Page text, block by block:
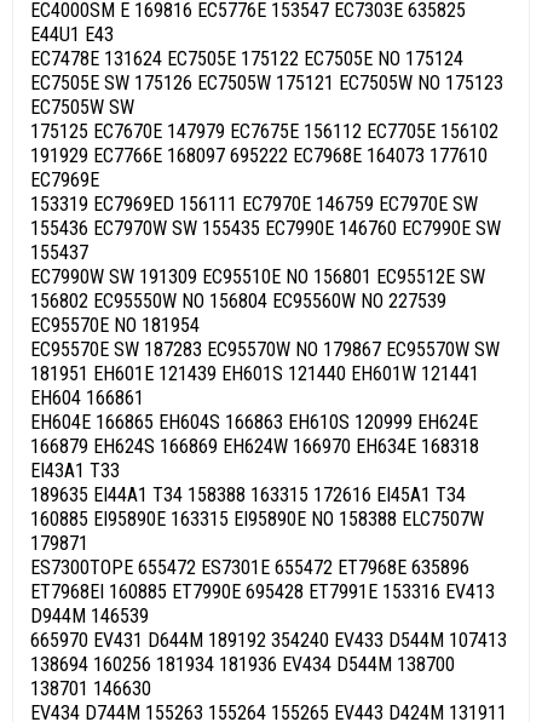
EC4000SM E 169816 EC5776E 153547 EC7303E 635825
E44U1 E43
EC7478E 131624 EC7505E 175122 EC7505E NO 175124
EC7505E SW 175126 EC7505W 175121 EC7505W NO 175123
EC7505W SW
175125 EC7670E 147979 EC7675E 156112 EC7705E 156102
191929 EC7766E 168097 695222 EC7968E 164073 177610
EC7969E
153319 EC7969ED 156111 EC7970E 146759 EC7970E SW
155436 EC7970W SW 155435 EC7990E 146760 EC7990E SW
155437
EC7990W SW 191309 EC95510E NO 156801 EC95512E SW
156802 EC95550W NO 156804 EC95560W NO 227539
EC95570E NO 181954
EC95570E SW 187283 EC95570W NO 179867 EC95570W SW
181951 EH601E 121439 EH601S 121440 EH601W 121441
EH604 166861
EH604E 166865 EH604S 166863 EH610S 120999 EH624E
166879 EH624S 166869 EH624W 166970 EH634E 168318
EI43A1 T33
189635 EI44A1 T34 158388 163315 172616 EI45A1 T34
160885 EI95890E 163315 EI95890E NO 158388 ELC7507W
179871
ES7300TOPE 655472 ES7301E 655472 ET7968E 635896
ET7968EI 160885 ET7990E 695428 ET7991E 153316 EV413
D944M 146539
665970 EV431 D644M 189192 354240 EV433 D544M 107413
138694 160256 181934 181936 EV434 D544M 138700
138701 146630
EV434 D744M 155263 155264 155265 EV443 D424M 131911